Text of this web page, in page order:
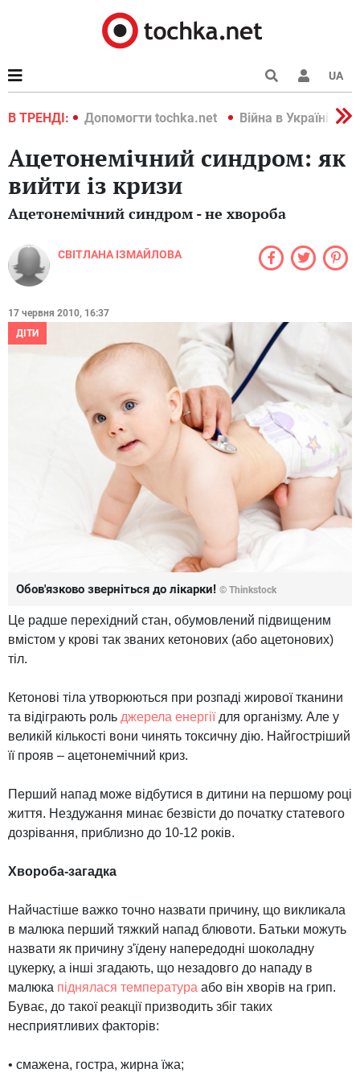
UA
В ТРЕНДІ:
2022 Допомогти tochka.net Війна в Україні 2022
Ацетонемічний синдром: як
вийти із кризи
Ацетонемічний синдром - не хвороба
СВІТЛАНА ІЗМАЙЛОВА
17 червня 2010, 16:37
ДІТИ
Обов'язково зверніться до лікарки! © Thinkstock
Це радше перехідний стан, обумовлений підвищеним
вмістом у крові так званих кетонових (або ацетонових)
тіл.
Кетонові тіла утворюються при розпаді жирової тканини
та відіграють роль джерела енергіїдля організму. Але у
великій кількості вони чинять токсичну дію. Найгостріший
її прояв – ацетонемічний криз.
Перший напад може відбутися в дитини на першому році
життя. Нездужання минає безвісти до початку статевого
дозрівання, приблизно до 10-12 років.
Хвороба-загадка
Найчастіше важко точно назвати причину, що викликала
в малюка перший тяжкий напад блювоти. Батьки можуть
назвати як причину з'їдену напередодні шоколадну
цукерку, а інші згадають, що незадовго до нападу в
малюка піднялася температура або він хворів на грип.
Буває, до такої реакції призводить збіг таких
несприятливих факторів:
• смажена, гостра, жирна їжа;